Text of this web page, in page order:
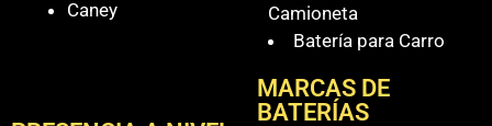
Caney
Camioneta
Batería para Carro
MARCAS DE
BATERÍAS